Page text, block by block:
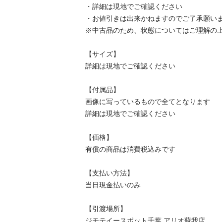
・詳細は現地でご確認ください
・お値引きは出来かねますのでご了承願い
※中古品のため、状態についてはご理解の
【サイズ】
詳細は現地でご確認ください
【付属品】
画像に写っているもので全てとなります
詳細は現地でご確認ください
【価格】
有償の商品は消費税込みです
【⽀払い⽅法】
当⽇現⾦払いのみ
【引渡場所】